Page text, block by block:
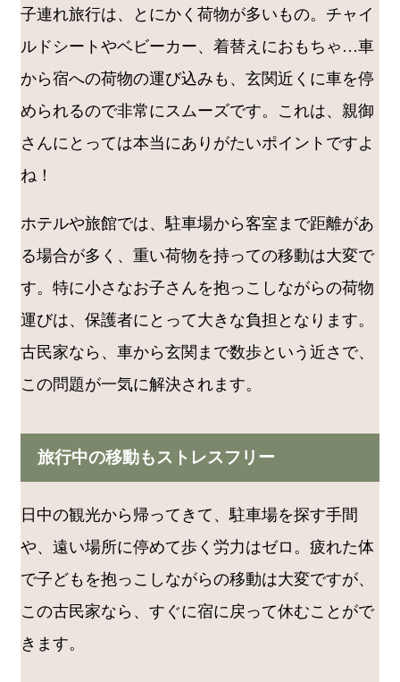
子連れ旅行は、とにかく荷物が多いもの。チャイ
ルドシートやベビーカー、着替えにおもちゃ…車
から宿への荷物の運び込みも、玄関近くに車を停
められるので非常にスムーズです。これは、親御
さんにとっては本当にありがたいポイントですよ
ね！
ホテルや旅館では、駐車場から客室まで距離があ
る場合が多く、重い荷物を持っての移動は大変で
す。特に小さなお子さんを抱っこしながらの荷物
運びは、保護者にとって大きな負担となります。
古民家なら、車から玄関まで数歩という近さで、
この問題が一気に解決されます。
旅行中の移動もストレスフリー
日中の観光から帰ってきて、駐車場を探す手間
や、遠い場所に停めて歩く労力はゼロ。疲れた体
で子どもを抱っこしながらの移動は大変ですが、
この古民家なら、すぐに宿に戻って休むことがで
きます。